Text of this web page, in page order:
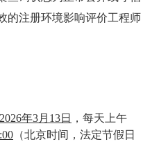
的注册环境影响评价工程师
2026年3月 13日
，每天上午
（北京时间，法定节假日